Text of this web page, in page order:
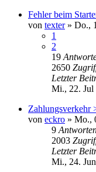
Fehler beim
von texter» Do.,
1
2
19
2650
Letzter
Mi., 22. Jul
Zahlungsverkehr
von eckro » Mo.,
9
2003
Letzter
Mi., 24.